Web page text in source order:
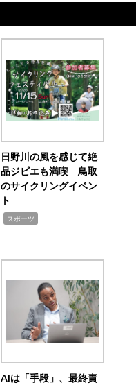
日野川の風を感じて絶
品ジビエも満喫 鳥取
のサイクリングイベン
ト
スポーツ
AIは「手段」、最終責